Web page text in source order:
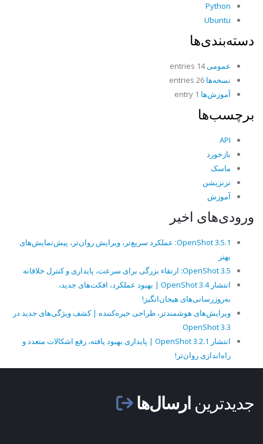
Python
Ubuntu
دسته‌بندی‌ها
عمومی14 entries
نسخه‌ها
آموزش‌ها
برچسب‌ها
API
بازخورد
ماسک
ترنزیشن
آموزش
ورودی‌های اخیر
OpenShot 3.5.1: عملکرد سریع‌تر، ویرایش روان‌تر، پیش‌نمایش‌های
بهتر
OpenShot 3.5: ارتقاء بزرگی برای سرعت، پایداری و کنترل خلاقانه
انتشار OpenShot 3.4 | بهبود عملکرد، افکت‌های جدید،
به‌روزرسانی‌های هیجان‌انگیز!
ویرایش‌های هوشمندتر، طراحی خیره‌کننده | کشف ویژگی‌های جدید در
OpenShot 3.3
انتشار OpenShot 3.2.1 | پایداری بهبود یافته، رفع اشکالات متعدد و
راه‌اندازی روان‌تر!
جدیدترین ارسال‌ها